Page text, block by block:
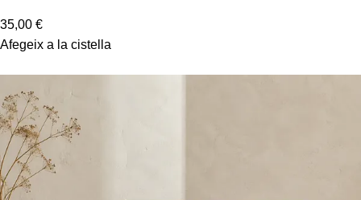
35,00 €
Afegeix a la cistella